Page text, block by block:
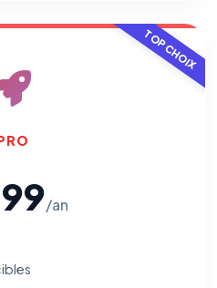
TOP CHOIX
/an
(Google Ads,
les refuser sans impact sur
HORS SITE WEB
Ce suivi n'est pas géré par ce
vous désinscrire des envois — ou
dans les Courriels).